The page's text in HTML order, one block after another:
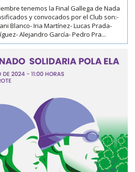
tenemos la Final Gallega de Nada
y convocados por el Club son:-
Blanco- Iria Martínez- Lucas Prada-
Alejandro García- Pedro Pra...